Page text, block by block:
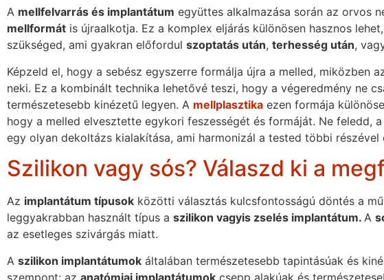
A mellfelvarrás és implantátum együttes alkalmazása során az orvos
mellformát is újraalkotja. Ez a komplex eljárás különösen hasznos
szükséged, ami gyakran előfordul szoptatás után, terhesség után,
Képzeld el, hogy a sebész egyszerre formálja újra a melled, miközben
neki. Ez a kombinált technika lehetővé teszi, hogy a végeredmény ne
természetesebb kinézetű legyen. A mellplasztika ezen formája
hogy a melled elvesztette egykori feszességét és formáját. Ne feledd,
egy olyan dekoltázs kialakítása, ami harmonizál a tested többi részével
Szilikon vagy sós? Válaszd ki a
Az implantátum típusok közötti választás kulcsfontosságú döntés a
leggyakrabban használt típus a szilikon vagyis zselés implantátum. A
az esetleges szivárgás miatt.
A szilikon implantátumok általában természetesebb tapintásúak és
szempont: az anatómiai implantátumok csepp alakúak és